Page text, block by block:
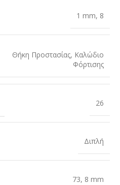
1 mm, 8
Θήκη Προστασίας, Καλώδιο
Φόρτισης
26
Διπλή
73, 8 mm